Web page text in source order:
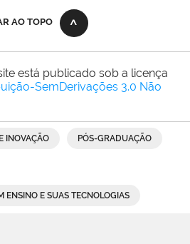
AO TOPO
está publicado sob a licença
SemDerivações 3.0 Não
INOVAÇÃO PÓS-GRADUAÇÃO
ENSINO E SUAS TECNOLOGIAS